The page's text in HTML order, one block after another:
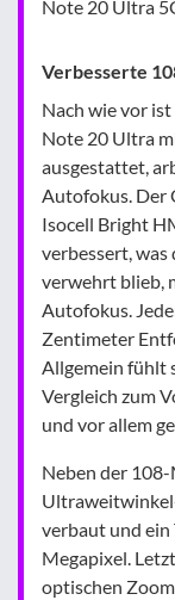
Note 20 Ultra
Verbesserte
Nach wie vor
Note 20 Ultra
ausgestattet,
Autofokus. Der
Isocell Bright
verbessert,
verwehrt blieb,
Autofokus.
Zentimeter
Allgemein fühlt
Vergleich zum
und vor allem
Neben der
verbaut und
Megapixel.
optischen